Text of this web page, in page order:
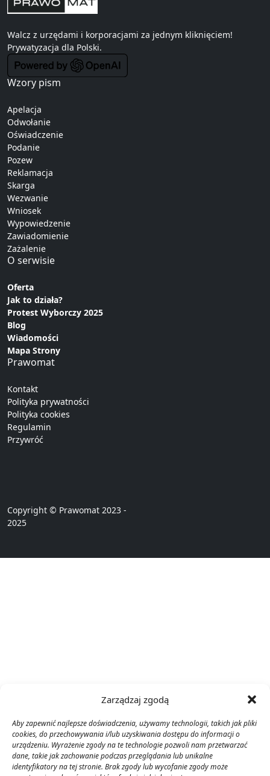
Zarządzaj zgodą
Aby zapewnić najlepsze doświadczenia, używamy technologii, takich jak pliki
cookies, do przechowywania i/lub uzyskiwania dostępu do informacji o
urządzeniu. Wyrażenie zgody na te technologie pozwoli nam przetwarzać
dane, takie jak zachowanie podczas przeglądania lub unikalne
identyfikatory na tej stronie. Brak zgody lub wycofanie zgody może
Walcz z urzędami i korporacjami za jednym kliknięciem!
Prywatyzacja dla Polski.
Wzory pism
Apelacja
Odwołanie
Oświadczenie
Podanie
Pozew
Reklamacja
Skarga
Wezwanie
Wniosek
Wypowiedzenie
Zawiadomienie
Zażalenie
O serwisie
Oferta
Jak to działa?
Protest Wyborczy 2025
Blog
Wiadomości
Mapa Strony
Prawomat
Kontakt
Polityka prywatności
Polityka cookies
Regulamin
Przywróć
Copyright © Prawomat 2023 -
2025